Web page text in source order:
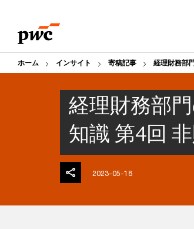
content
footer
ホーム インサイト 寄稿記事 経理財務部
経理財務部
知識 第4回
2023-05-18